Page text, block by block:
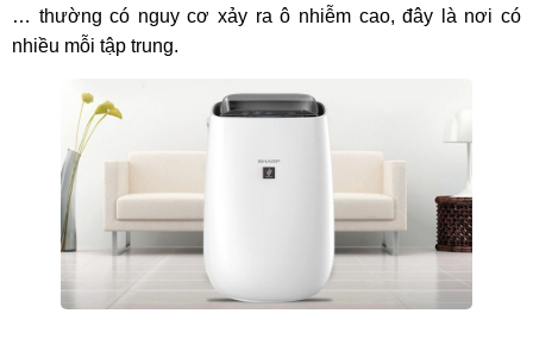
… thường có nguy cơ xảy ra ô nhiễm cao, đây là nơi có
nhiều mỗi tập trung.